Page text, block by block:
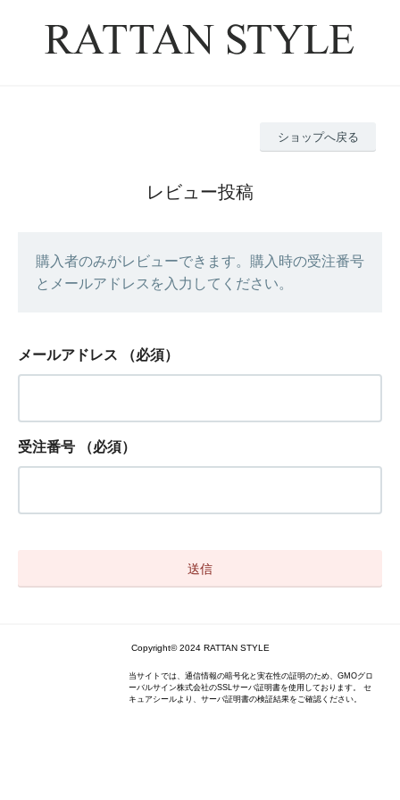
ショップへ戻る
レビュー投稿
購入者のみがレビューできます。購入時の受注番号
とメールアドレスを入力してください。
メールアドレス （必須）
受注番号 （必須）
Copyright© 2024 RATTAN STYLE
当サイトでは、通信情報の暗号化と実在性の証明のため、GMOグロ
ーバルサイン株式会社のSSLサーバ証明書を使用しております。 セ
キュアシールより、サーバ証明書の検証結果をご確認ください。